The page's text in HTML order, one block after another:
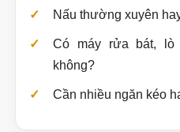
Nấu thường xuyên
Có máy rửa bát,
không?
Cần nhiều ngăn kéo